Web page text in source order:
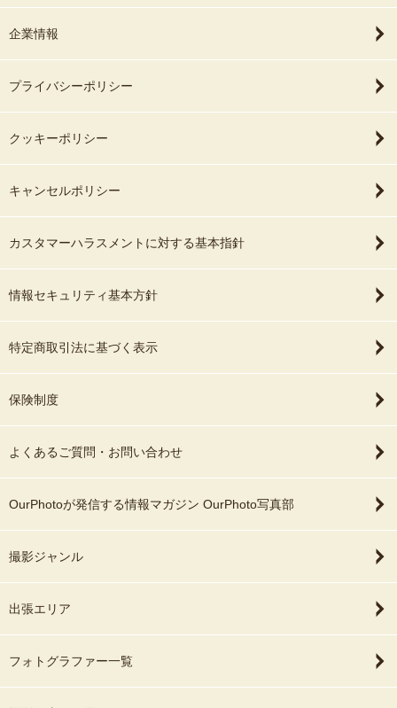
企業情報
プライバシーポリシー
クッキーポリシー
キャンセルポリシー
カスタマーハラスメントに対する基本指針
情報セキュリティ基本方針
特定商取引法に基づく表示
保険制度
よくあるご質問・お問い合わせ
OurPhotoが発信する情報マガジン OurPhoto写真部
撮影ジャンル
出張エリア
フォトグラファー一覧